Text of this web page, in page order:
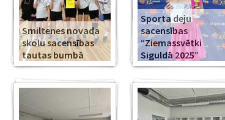
Smiltenes novada
skolu sacensības
tautas bumbā
Sporta deju
sacensības
“Ziemassvētki
Siguldā 2025”